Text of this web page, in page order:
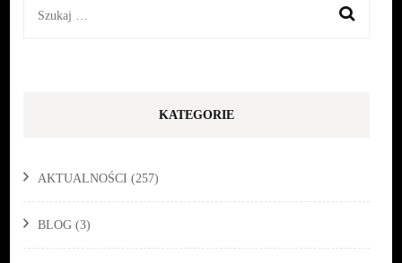
Szukaj:
KATEGORIE
AKTUALNOŚCI (257)
BLOG (3)